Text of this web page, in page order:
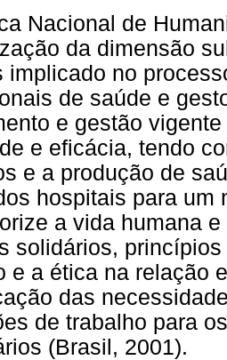
Nacional de
da dimensão
implicado no
de saúde e
e gestão
e eficácia, tendo
e a produção de
hospitais para um
a vida humana
solidários,
e a ética na relação
das
de trabalho para
(Brasil, 2001).